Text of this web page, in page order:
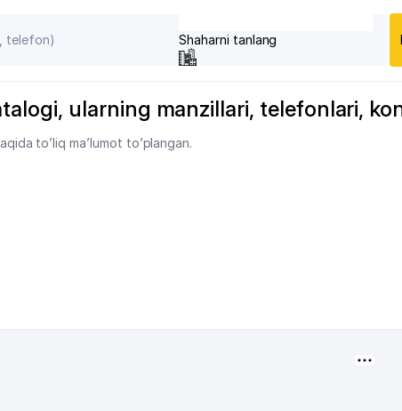
Shaharni tanlang
ularning manzillari, telefonlari,
to’liq ma’lumot to’plangan.